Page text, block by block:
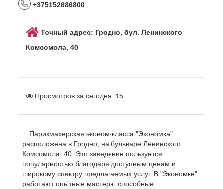
+375152686800
Точный адрес: Гродно, бул. Ленинского
Комсомола, 40
Просмотров за сегодня: 15
Парикмахерская эконом-класса "Экономка"
расположена в Гродно, на бульваре Ленинского
Комсомола, 40. Это заведение пользуется
популярностью благодаря доступным ценам и
широкому спектру предлагаемых услуг. В "Экономке"
работают опытные мастера, способные